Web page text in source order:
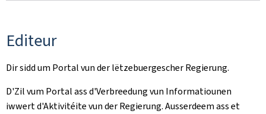
Editeur
Dir sidd um Portal vun der lëtzebuergescher Regierung.
D'Zil vum Portal ass d'Verbreedung vun Informatiounen
iwwert d'Aktivitéite vun der Regierung. Ausserdeem ass et